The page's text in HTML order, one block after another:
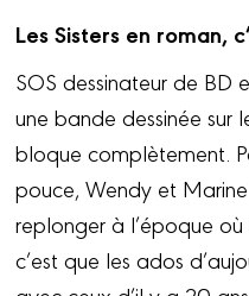
Les Sisters en roman,
SOS dessinateur de BD
une bande dessinée sur
bloque complètement.
pouce, Wendy et
replonger à l’époque
c’est que les ados